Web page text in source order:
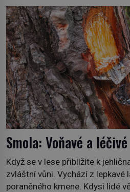
na podzim 1958 jako hec.
neobvyklou výzvou. Tomu, kdo
severního polárního kruhu na […]
Smola: Voňavé a
Když se v lese přiblížíte k
zvláštní vůni. Vychází z lepkavé
poraněného kmene. Kdysi lidé